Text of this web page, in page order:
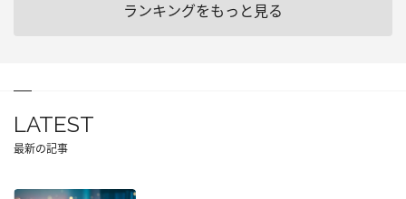
ランキングをもっと見る
LATEST
最新の記事